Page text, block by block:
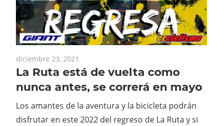
diciembre 23, 2021
La Ruta está de vuelta como
nunca antes, se correrá en mayo
Los amantes de la aventura y la bicicleta podrán
disfrutar en este 2022 del regreso de La Ruta y si